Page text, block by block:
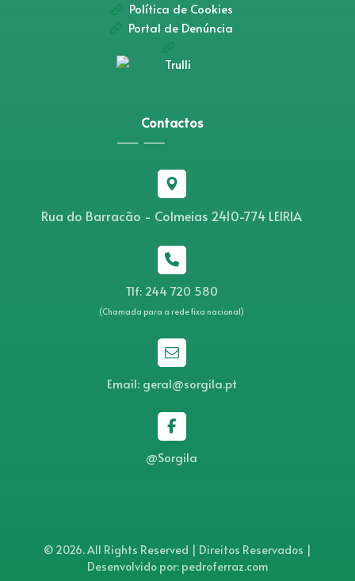
Política de Cookies
Portal de Denúncia
Contactos
Rua do Barracão - Colmeias 2410-774 LEIRIA
Tlf: 244 720 580
(Chamada para a rede fixa nacional)
Email: geral@sorgila.pt
@Sorgila
© 2026. All Rights Reserved | Direitos Reservados |
Desenvolvido por: pedroferraz.com